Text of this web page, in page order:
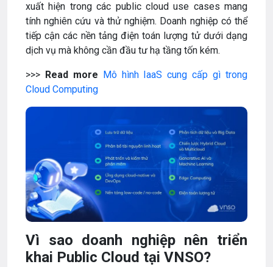
xuất hiện trong các public cloud use cases mang
tính nghiên cứu và thử nghiệm. Doanh nghiệp có thể
tiếp cận các nền tảng điện toán lượng tử dưới dạng
dịch vụ mà không cần đầu tư hạ tầng tốn kém.
>>> Read more
Mô hình IaaS cung cấp gì trong
Cloud Computing
Vì sao doanh nghiệp nên triển
khai Public Cloud tại VNSO?